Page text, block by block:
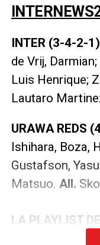
INTER (3-4-2-
de Vrij,
Luis Henrique;
Lautaro
URAWA REDS
Ishihara, Boza,
Gustafson,
Matsuo. All.
LA PLAYLIST